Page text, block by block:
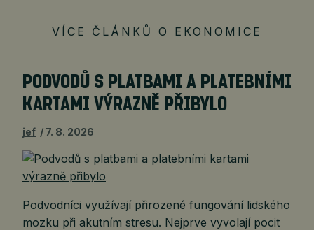
VÍCE ČLÁNKŮ O EKONOMICE
PODVODŮ S PLATBAMI A PLATEBNÍMI
KARTAMI VÝRAZNĚ PŘIBYLO
jef 7. 8. 2026
Podvodníci využívají přirozené fungování lidského
mozku při akutním stresu. Nejprve vyvolají pocit